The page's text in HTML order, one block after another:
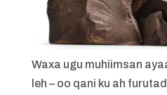
Waxa ugu muhiimsan
leh – oo qani ku ah